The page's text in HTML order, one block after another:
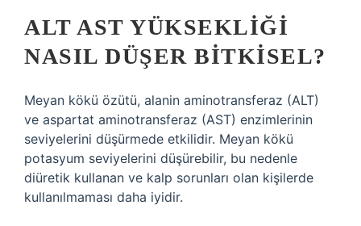
ALT AST YÜKSEKLIĞI
NASIL DÜŞER BITKISEL?
Meyan kökü özütü, alanin aminotransferaz (ALT)
ve aspartat aminotransferaz (AST) enzimlerinin
seviyelerini düşürmede etkilidir. Meyan kökü
potasyum seviyelerini düşürebilir, bu nedenle
diüretik kullanan ve kalp sorunları olan kişilerde
kullanılmaması daha iyidir.